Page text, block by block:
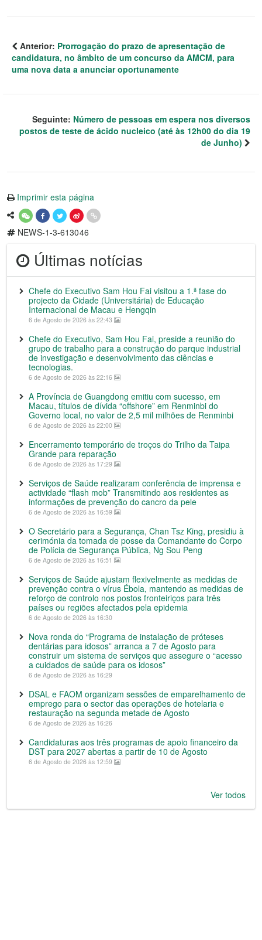
Anterior: Prorrogação do prazo de apresentação de
candidatura, no âmbito de um concurso da AMCM, para
uma nova data a anunciar oportunamente
Seguinte: Número de pessoas em espera nos diversos
postos de teste de ácido nucleico (até às 12h00 do dia 19
de Junho)
Imprimir esta página
NEWS-1-3-613046
Últimas notícias
Chefe do Executivo Sam Hou Fai visitou a 1.ª fase do
projecto da Cidade (Universitária) de Educação
Internacional de Macau e Hengqin
6 de Agosto de 2026 às 22:43
Chefe do Executivo, Sam Hou Fai, preside a reunião do
grupo de trabalho para a construção do parque industrial
de investigação e desenvolvimento das ciências e
tecnologias.
6 de Agosto de 2026 às 22:16
A Província de Guangdong emitiu com sucesso, em
Macau, títulos de dívida “offshore” em Renminbi do
Governo local, no valor de 2,5 mil milhões de Renminbi
6 de Agosto de 2026 às 22:00
Encerramento temporário de troços do Trilho da Taipa
Grande para reparação
6 de Agosto de 2026 às 17:29
Serviços de Saúde realizaram conferência de imprensa e
actividade “flash mob” Transmitindo aos residentes as
informações de prevenção do cancro da pele
6 de Agosto de 2026 às 16:59
O Secretário para a Segurança, Chan Tsz King, presidiu à
cerimónia da tomada de posse da Comandante do Corpo
de Polícia de Segurança Pública, Ng Sou Peng
6 de Agosto de 2026 às 16:51
Serviços de Saúde ajustam flexivelmente as medidas de
prevenção contra o vírus Ébola, mantendo as medidas de
reforço de controlo nos postos fronteiriços para três
países ou regiões afectados pela epidemia
6 de Agosto de 2026 às 16:30
Nova ronda do “Programa de instalação de próteses
dentárias para idosos” arranca a 7 de Agosto para
construir um sistema de serviços que assegure o “acesso
a cuidados de saúde para os idosos”
6 de Agosto de 2026 às 16:29
DSAL e FAOM organizam sessões de emparelhamento de
emprego para o sector das operações de hotelaria e
restauração na segunda metade de Agosto
6 de Agosto de 2026 às 16:26
Candidaturas aos três programas de apoio financeiro da
DST para 2027 abertas a partir de 10 de Agosto
6 de Agosto de 2026 às 12:59
Ver todos